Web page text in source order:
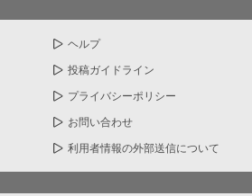
ヘルプ
投稿ガイドライン
プライバシーポリシー
お問い合わせ
利用者情報の外部送信について